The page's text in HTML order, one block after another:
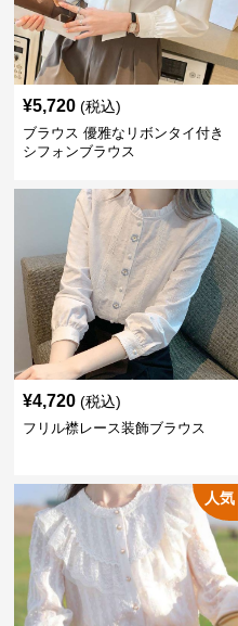
¥5,720 (税込)
ブラウス 優雅なリボンタイ付き
シフォンブラウス
¥4,720 (税込)
フリル襟レース装飾ブラウス
人気